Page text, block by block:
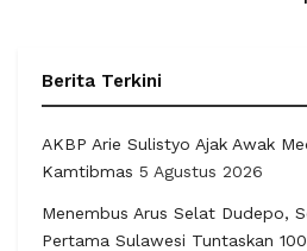
Berita Terkini
AKBP Arie Sulistyo Ajak Awak
Kamtibmas 5 Agustus 2026
Menembus Arus Selat Dudepo,
Pertama Sulawesi Tuntaskan